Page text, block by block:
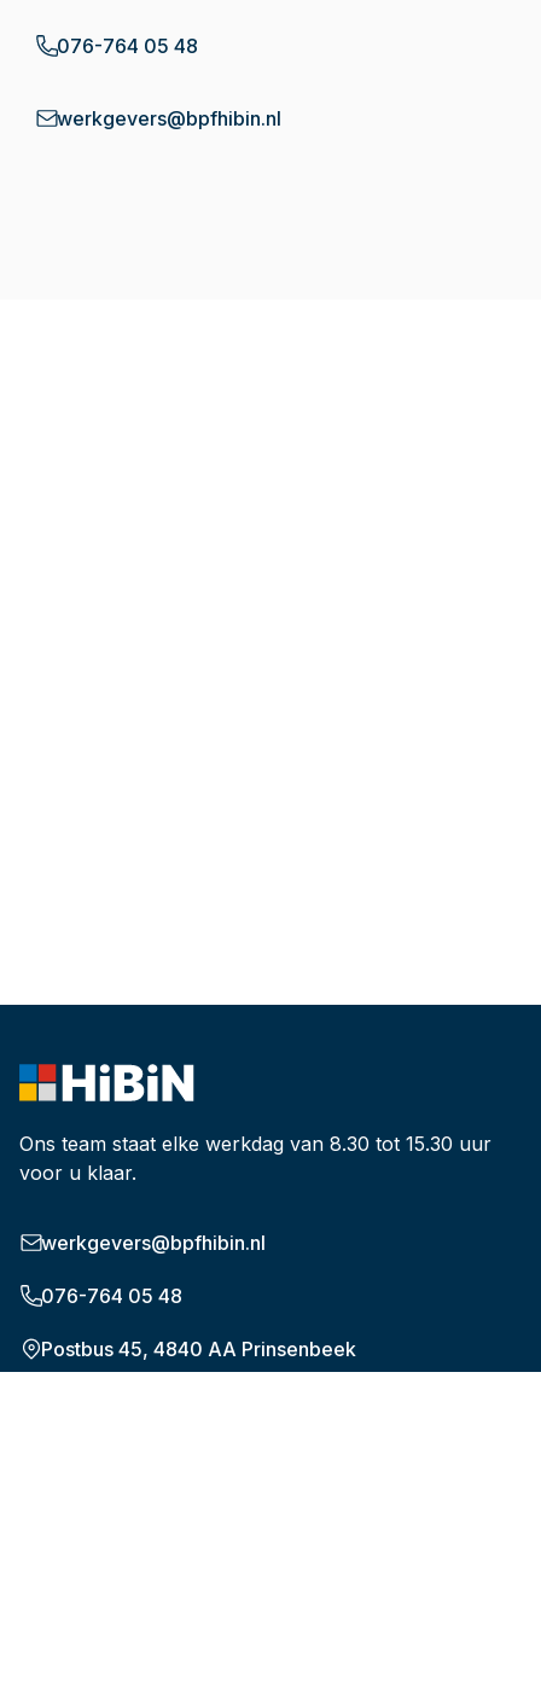
076-764 05 48
werkgevers@bpfhibin.nl
Ons team staat elke werkdag van 8.30 tot 15.30 uur
voor u klaar.
werkgevers@bpfhibin.nl
076-764 05 48
Postbus 45, 4840 AA Prinsenbeek